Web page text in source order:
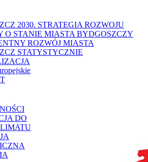
2030. STRATEGIA ROZWOJU
O STANIE MIASTA BYDGOSZCZY
ROZWÓJ MIASTA
STATYSTYCZNIE
DO